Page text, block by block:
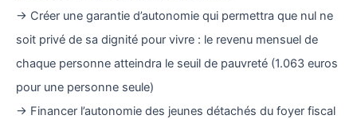
→ Créer une garantie d’autonomie qui permettra que nul ne
soit privé de sa dignité pour vivre : le revenu mensuel de
chaque personne atteindra le seuil de pauvreté (1.063 euros
pour une personne seule)
→ Financer l’autonomie des jeunes détachés du foyer fiscal